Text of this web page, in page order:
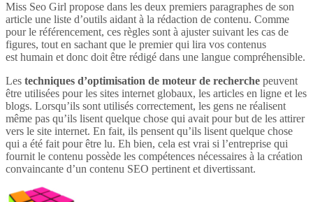
Miss Seo Girl propose dans les deux premiers paragraphes de son
article une liste d’outils aidant à la rédaction de contenu. Comme
pour le référencement, ces règles sont à ajuster suivant les cas de
figures, tout en sachant que le premier qui lira vos contenus
est humain et donc doit être rédigé dans une langue compréhensible.
Les techniques d’optimisation de moteur de recherche peuvent
être utilisées pour les sites internet globaux, les articles en ligne et les
blogs. Lorsqu’ils sont utilisés correctement, les gens ne réalisent
même pas qu’ils lisent quelque chose qui avait pour but de les attirer
vers le site internet. En fait, ils pensent qu’ils lisent quelque chose
qui a été fait pour être lu. Eh bien, cela est vrai si l’entreprise qui
fournit le contenu possède les compétences nécessaires à la création
convaincante d’un contenu SEO pertinent et divertissant.